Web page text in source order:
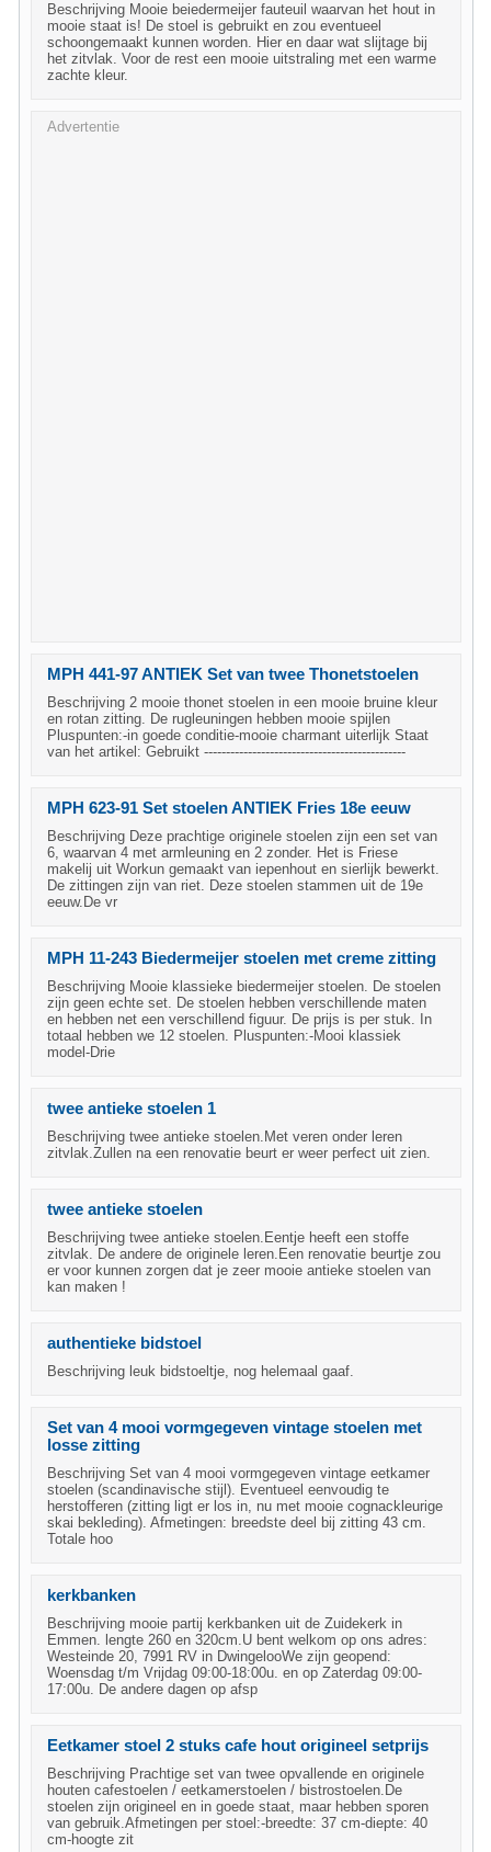
Beschrijving Mooie beiedermeijer fauteuil waarvan het hout in
mooie staat is! De stoel is gebruikt en zou eventueel
schoongemaakt kunnen worden. Hier en daar wat slijtage bij
het zitvlak. Voor de rest een mooie uitstraling met een warme
zachte kleur.
Advertentie
MPH 441-97 ANTIEK Set van twee Thonetstoelen
Beschrijving 2 mooie thonet stoelen in een mooie bruine kleur
en rotan zitting. De rugleuningen hebben mooie spijlen
Pluspunten:-in goede conditie-mooie charmant uiterlijk Staat
van het artikel: Gebruikt ----------------------------------------------
MPH 623-91 Set stoelen ANTIEK Fries 18e eeuw
Beschrijving Deze prachtige originele stoelen zijn een set van
6, waarvan 4 met armleuning en 2 zonder. Het is Friese
makelij uit Workun gemaakt van iepenhout en sierlijk bewerkt.
De zittingen zijn van riet. Deze stoelen stammen uit de 19e
eeuw.De vr
MPH 11-243 Biedermeijer stoelen met creme zitting
Beschrijving Mooie klassieke biedermeijer stoelen. De stoelen
zijn geen echte set. De stoelen hebben verschillende maten
en hebben net een verschillend figuur. De prijs is per stuk. In
totaal hebben we 12 stoelen. Pluspunten:-Mooi klassiek
model-Drie
twee antieke stoelen 1
Beschrijving twee antieke stoelen.Met veren onder leren
zitvlak.Zullen na een renovatie beurt er weer perfect uit zien.
twee antieke stoelen
Beschrijving twee antieke stoelen.Eentje heeft een stoffe
zitvlak. De andere de originele leren.Een renovatie beurtje zou
er voor kunnen zorgen dat je zeer mooie antieke stoelen van
kan maken !
authentieke bidstoel
Beschrijving leuk bidstoeltje, nog helemaal gaaf.
Set van 4 mooi vormgegeven vintage stoelen met
losse zitting
Beschrijving Set van 4 mooi vormgegeven vintage eetkamer
stoelen (scandinavische stijl). Eventueel eenvoudig te
herstofferen (zitting ligt er los in, nu met mooie cognackleurige
skai bekleding). Afmetingen: breedste deel bij zitting 43 cm.
Totale hoo
kerkbanken
Beschrijving mooie partij kerkbanken uit de Zuidekerk in
Emmen. lengte 260 en 320cm.U bent welkom op ons adres:
Westeinde 20, 7991 RV in DwingelooWe zijn geopend:
Woensdag t/m Vrijdag 09:00-18:00u. en op Zaterdag 09:00-
17:00u. De andere dagen op afsp
Eetkamer stoel 2 stuks cafe hout origineel setprijs
Beschrijving Prachtige set van twee opvallende en originele
houten cafestoelen / eetkamerstoelen / bistrostoelen.De
stoelen zijn origineel en in goede staat, maar hebben sporen
van gebruik.Afmetingen per stoel:-breedte: 37 cm-diepte: 40
cm-hoogte zit